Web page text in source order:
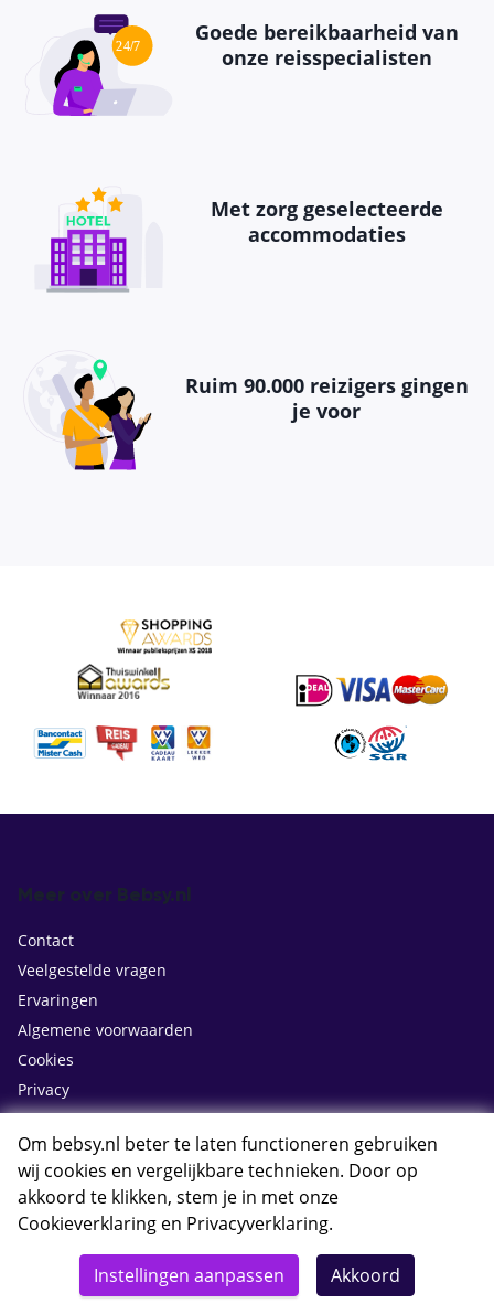
Goede bereikbaarheid van
onze reisspecialisten
Met zorg geselecteerde
accommodaties
Ruim 90.000 reizigers gingen
je voor
Meer over Bebsy.nl
Contact
Veelgestelde vragen
Ervaringen
Algemene voorwaarden
Cookies
Privacy
Disclaimer
SGR
Calamiteitenfonds
Vacatures
Online inchecken
Bebsy Cadeaukaart
Om bebsy.nl beter te laten functioneren gebruiken
wij cookies en vergelijkbare technieken. Door op
akkoord te klikken, stem je in met onze
Cookieverklaring en Privacyverklaring.
Instellingen aanpassen Akkoord